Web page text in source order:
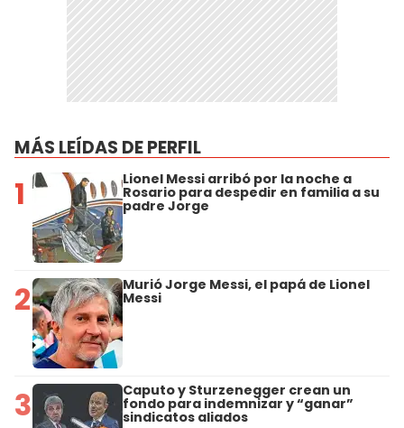
MÁS LEÍDAS DE PERFIL
1 Lionel Messi arribó por la noche a
Rosario para despedir en familia a su
padre Jorge
2 Murió Jorge Messi, el papá de Lionel
Messi
3 Caputo y Sturzenegger crean un
fondo para indemnizar y “ganar”
sindicatos aliados